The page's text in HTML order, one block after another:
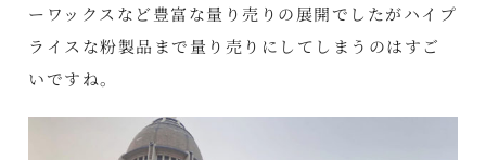
ーワックスなど豊富な量り売りの展開でしたがハイプ
ライスな粉製品まで量り売りにしてしまうのはすご
いですね。